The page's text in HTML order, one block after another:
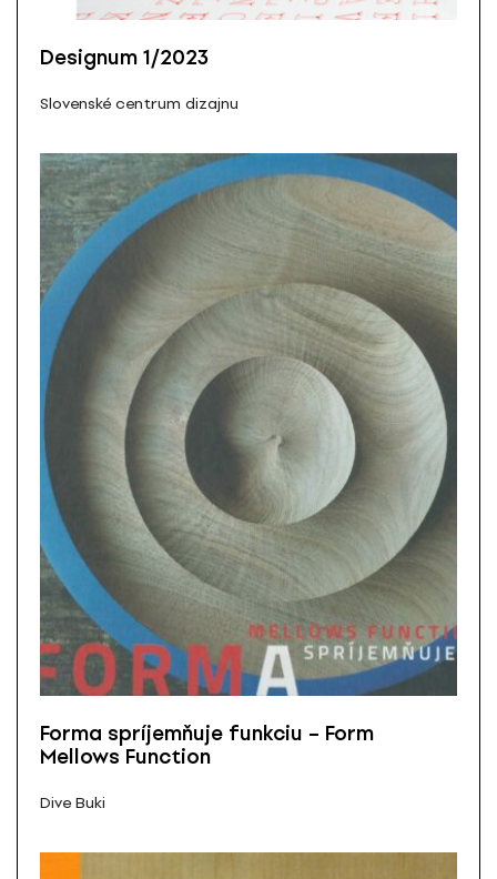
Designum 1/2023
Slovenské centrum dizajnu
Forma spríjemňuje funkciu – Form
Mellows Function
Dive Buki